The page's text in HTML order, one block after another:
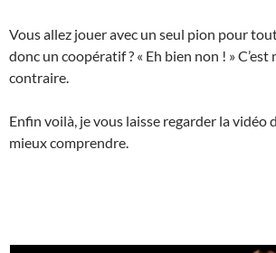
Vous allez jouer avec un seul pion pour
donc un coopératif ? « Eh bien non ! »
contraire.
Enfin voilà, je vous laisse regarder la vidéo
mieux comprendre.